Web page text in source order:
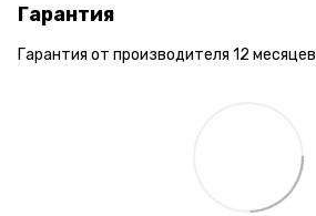
Гарантия
Гарантия от производителя 12 месяцев